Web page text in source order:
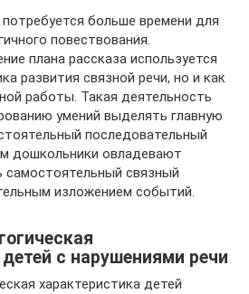
больше времени для
повествования.
плана рассказа используется
развития связной речи, но и как
работы. Такая деятельность
умений выделять главную
последовательный
дошкольники овладевают
самостоятельный связный
изложением событий.
с нарушениями речи
характеристика детей